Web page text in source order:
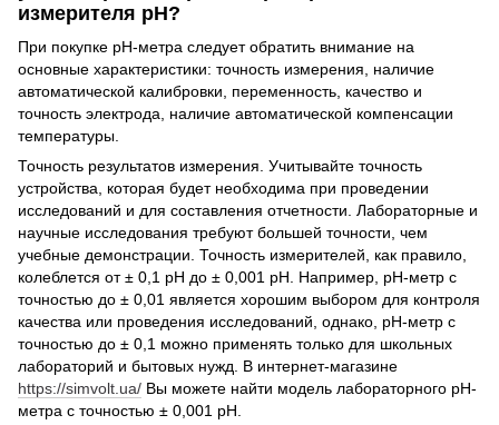
измерителя рН?
При покупке рН-метра следует обратить внимание на
основные характеристики: точность измерения, наличие
автоматической калибровки, переменность, качество и
точность электрода, наличие автоматической компенсации
температуры.
Точность результатов измерения. Учитывайте точность
устройства, которая будет необходима при проведении
исследований и для составления отчетности. Лабораторные и
научные исследования требуют большей точности, чем
учебные демонстрации. Точность измерителей, как правило,
колеблется от ± 0,1 рН до ± 0,001 рН. Например, рН-метр с
точностью до ± 0,01 является хорошим выбором для контроля
качества или проведения исследований, однако, рН-метр с
точностью до ± 0,1 можно применять только для школьных
лабораторий и бытовых нужд. В интернет-магазине
https://simvolt.ua/ Вы можете найти модель лабораторного рН-
метра с точностью ± 0,001 рН.